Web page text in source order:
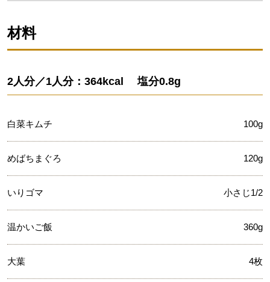
材料
2人分／1人分：364kcal 塩分0.8g
白菜キムチ 100g
めばちまぐろ 120g
いりゴマ 小さじ1/2
温かいご飯 360g
大葉 4枚